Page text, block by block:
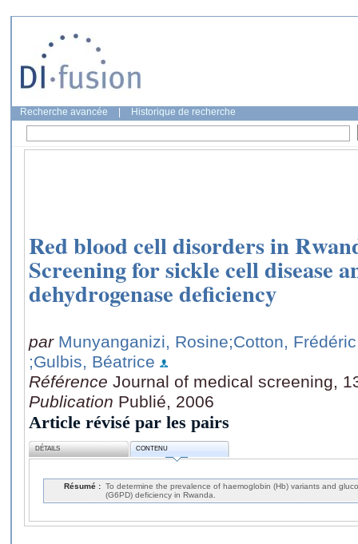
Recherche avancée Historique de recherche
Red blood cell disorders in
Screening for sickle cell disease
dehydrogenase deficiency
par Munyanganizi, Rosine;Cotton, Frédéric
;Gulbis, Béatrice
Référence Journal of medical screening,
Publication Publié, 2006
Article révisé par les pairs
DÉTAILS CONTENU
Résumé : To determine the prevalence of haemoglobin (Hb) variants and
(G6PD) deficiency in Rwanda.